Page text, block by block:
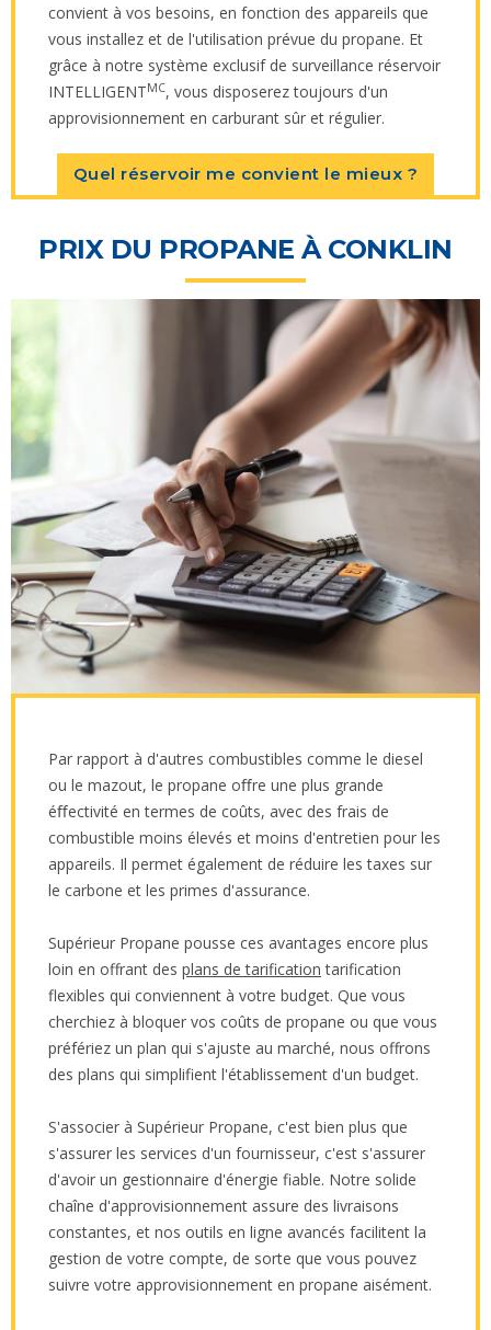
convient à vos besoins, en fonction des appareils que
vous installez et de l'utilisation prévue du propane. Et
grâce à notre système exclusif de surveillance réservoir
INTELLIGENTMC, vous disposerez toujours d'un
approvisionnement en carburant sûr et régulier.
Quel réservoir me convient le mieux ?
PRIX DU PROPANE À CONKLIN
Par rapport à d'autres combustibles comme le diesel
ou le mazout, le propane oﬀre une plus grande
éﬀectivité en termes de coûts, avec des frais de
combustible moins élevés et moins d'entretien pour les
appareils. Il permet également de réduire les taxes sur
le carbone et les primes d'assurance.
Supérieur Propane pousse ces avantages encore plus
loin en offrant des plans de tarification tarification
flexibles qui conviennent à votre budget. Que vous
cherchiez à bloquer vos coûts de propane ou que vous
préfériez un plan qui s'ajuste au marché, nous offrons
des plans qui simplifient l'établissement d'un budget.
S'associer à Supérieur Propane, c'est bien plus que
s'assurer les services d'un fournisseur, c'est s'assurer
d'avoir un gestionnaire d'énergie fiable. Notre solide
chaîne d'approvisionnement assure des livraisons
constantes, et nos outils en ligne avancés facilitent la
gestion de votre compte, de sorte que vous pouvez
suivre votre approvisionnement en propane aisément.